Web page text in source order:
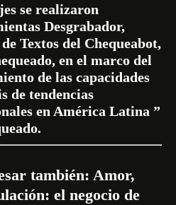
se realizaron
Desgrabador,
Textos del Chequeabot,
, en el marco del
de las capacidades
de tendencias
en América Latina ”
también: Amor,
el negocio de